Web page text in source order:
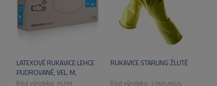
LATEXOVÉ RUKAVICE LEHCE
PUDROVANÉ, VEL. M,
100KS/BOX
HLPM
RUKAVICE STARLING ŽLUTÉ
STARLING/L